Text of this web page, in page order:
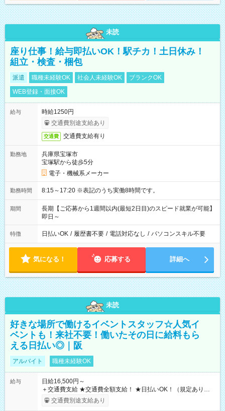
未読
座り仕事！給与即払いOK！駅チカ！土日休み！
組立・検査・梱包
派遣 職種未経験OK 社会人未経験OK
ブランクOK
WEB登録・面接OK
給与
時給1250円
交通費別途支給あり
交通費 交通費支給有り
勤務地
兵庫県宝塚市
宝塚駅から徒歩5分
電子・機械系メーカー
勤務時間 8:15～17:20 ※表記のうち実働8時間です。
期間
長期【ご応募から1週間以内(最短2日目)のスピード就業が可能】
即日～
特徴 日払いOK / 履歴書不要 / 電話対応なし / パソコンスキル不要
気になる！ 応募する 詳細へ
未読
好きな場所で働けるイベントスタッフ☆人気イ
ベントも！来社不要！働いたその日に給料もら
える日払い◎｜阪
アルバイト 職種未経験OK
給与
日給16,500円～
＋交通費支給 ★交通費全額支給！ ★日払いOK！（規定あり） ┗
働いたその日に現金GET♪ お仕事後はコンビニATMから 日払
交通費別途支給あり